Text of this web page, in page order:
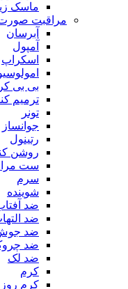
ماسک
مراقبت
آبرسان
آمپول
اسکراپ
بی بی
ترمیم
تونر
جوانساز
رتینول
روشن
ست
سرم
شوینده
ضد
ضد
‌ضد
ضد
ضد لک
کرم
کرم روز